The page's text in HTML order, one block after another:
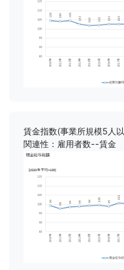
賃金指数(事業所規模5人
関連性：雇用者数--賃金